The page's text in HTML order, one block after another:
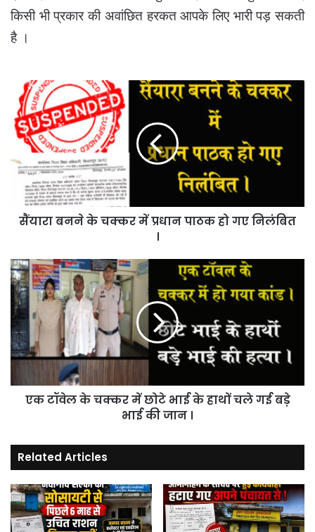
किसी भी प्रकार की अवांछित हरकत आपके लिए भारी पड़ सकती
है ।
सैंयारा
बनने
के
चक्कर
प्रधान
पाठक
निलंबित
सैंयारा बनने के चक्कर में प्रधान पाठक हो गए निलंबित
।
एक
टॉवेल
के
चक्कर
छोटे
भाई
हाथों
भाई
जान
।
एक टॉवेल के चक्कर में छोटे भाई के हाथों चले गई बड़े
भाई की जान ।
Related Articles